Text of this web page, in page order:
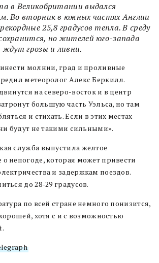
в Великобритании выдался
Во вторник в южных частях Англии
25,8 градусов тепла. В среду
но жителей юго-запада
ждут грозы и ливни.
молнии, град и проливные
метеоролог Алекс Беркилл.
на северо-восток и в центр
большую часть Уэльса, но там
и стихать. Если в этих местах
будут не такими сильными».
служба выпустила желтое
непогоде, которая может привести
и задержкам поездов.
до 28-29 градусов.
по всей стране немного понизится,
хотя с и с возможностью